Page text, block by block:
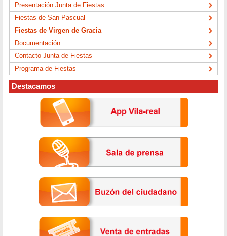
Presentación Junta de Fiestas
Fiestas de San Pascual
Fiestas de Virgen de Gracia
Documentación
Contacto Junta de Fiestas
Programa de Fiestas
Destacamos